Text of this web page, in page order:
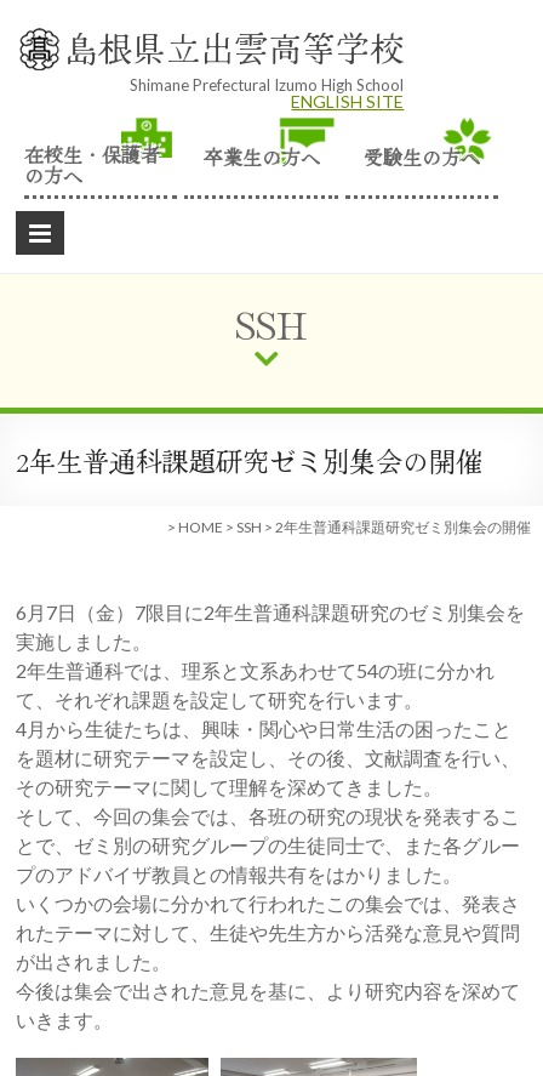
content 島根県立出雲高等学校
Shimane Prefectural Izumo High School
ENGLISH SITE
在校生・保護者
の方へ
卒業生の方へ 受験生の方へ
SSH
2年生普通科課題研究ゼミ別集会の開催
> HOME > SSH > 2年生普通科課題研究ゼミ別集会の開催
6月7日（金）7限目に2年生普通科課題研究のゼミ別集会を
実施しました。
2年生普通科では、理系と文系あわせて54の班に分かれ
て、それぞれ課題を設定して研究を行います。
4月から生徒たちは、興味・関心や日常生活の困ったこと
を題材に研究テーマを設定し、その後、文献調査を行い、
その研究テーマに関して理解を深めてきました。
そして、今回の集会では、各班の研究の現状を発表するこ
とで、ゼミ別の研究グループの生徒同士で、また各グルー
プのアドバイザ教員との情報共有をはかりました。
いくつかの会場に分かれて行われたこの集会では、発表さ
れたテーマに対して、生徒や先生方から活発な意見や質問
が出されました。
今後は集会で出された意見を基に、より研究内容を深めて
いきます。